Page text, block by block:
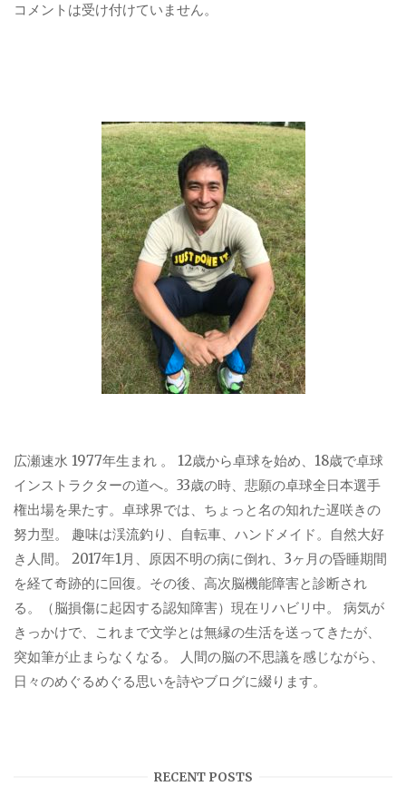
コメントは受け付けていません。
広瀬速水 1977年生まれ 。 12歳から卓球を始め、18歳で卓球
インストラクターの道へ。33歳の時、悲願の卓球全日本選手
権出場を果たす。卓球界では、ちょっと名の知れた遅咲きの
努力型。 趣味は渓流釣り、自転車、ハンドメイド。自然大好
き人間。 2017年1月、原因不明の病に倒れ、3ヶ月の昏睡期間
を経て奇跡的に回復。その後、高次脳機能障害と診断され
る。（脳損傷に起因する認知障害）現在リハビリ中。 病気が
きっかけで、これまで文学とは無縁の生活を送ってきたが、
突如筆が止まらなくなる。 人間の脳の不思議を感じながら、
日々のめぐるめぐる思いを詩やブログに綴ります。
RECENT POSTS